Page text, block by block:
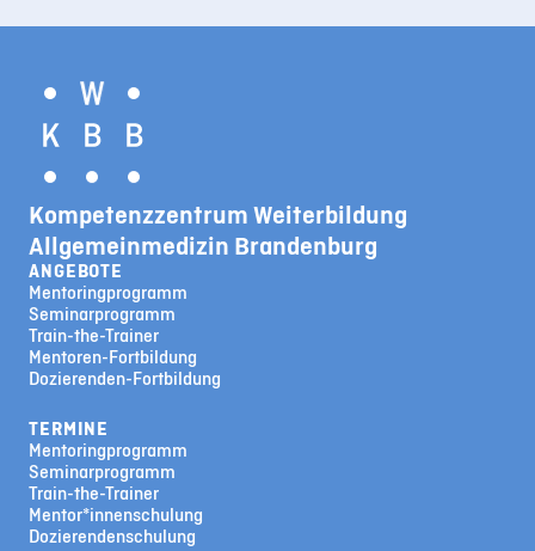
Kompetenzzentrum Weiterbildung
Allgemeinmedizin Brandenburg
ANGEBOTE
Mentoringprogramm
Seminarprogramm
Train-the-Trainer
Mentoren-Fortbildung
Dozierenden-Fortbildung
TERMINE
Mentoringprogramm
Seminarprogramm
Train-the-Trainer
Mentor*innenschulung
Dozierendenschulung